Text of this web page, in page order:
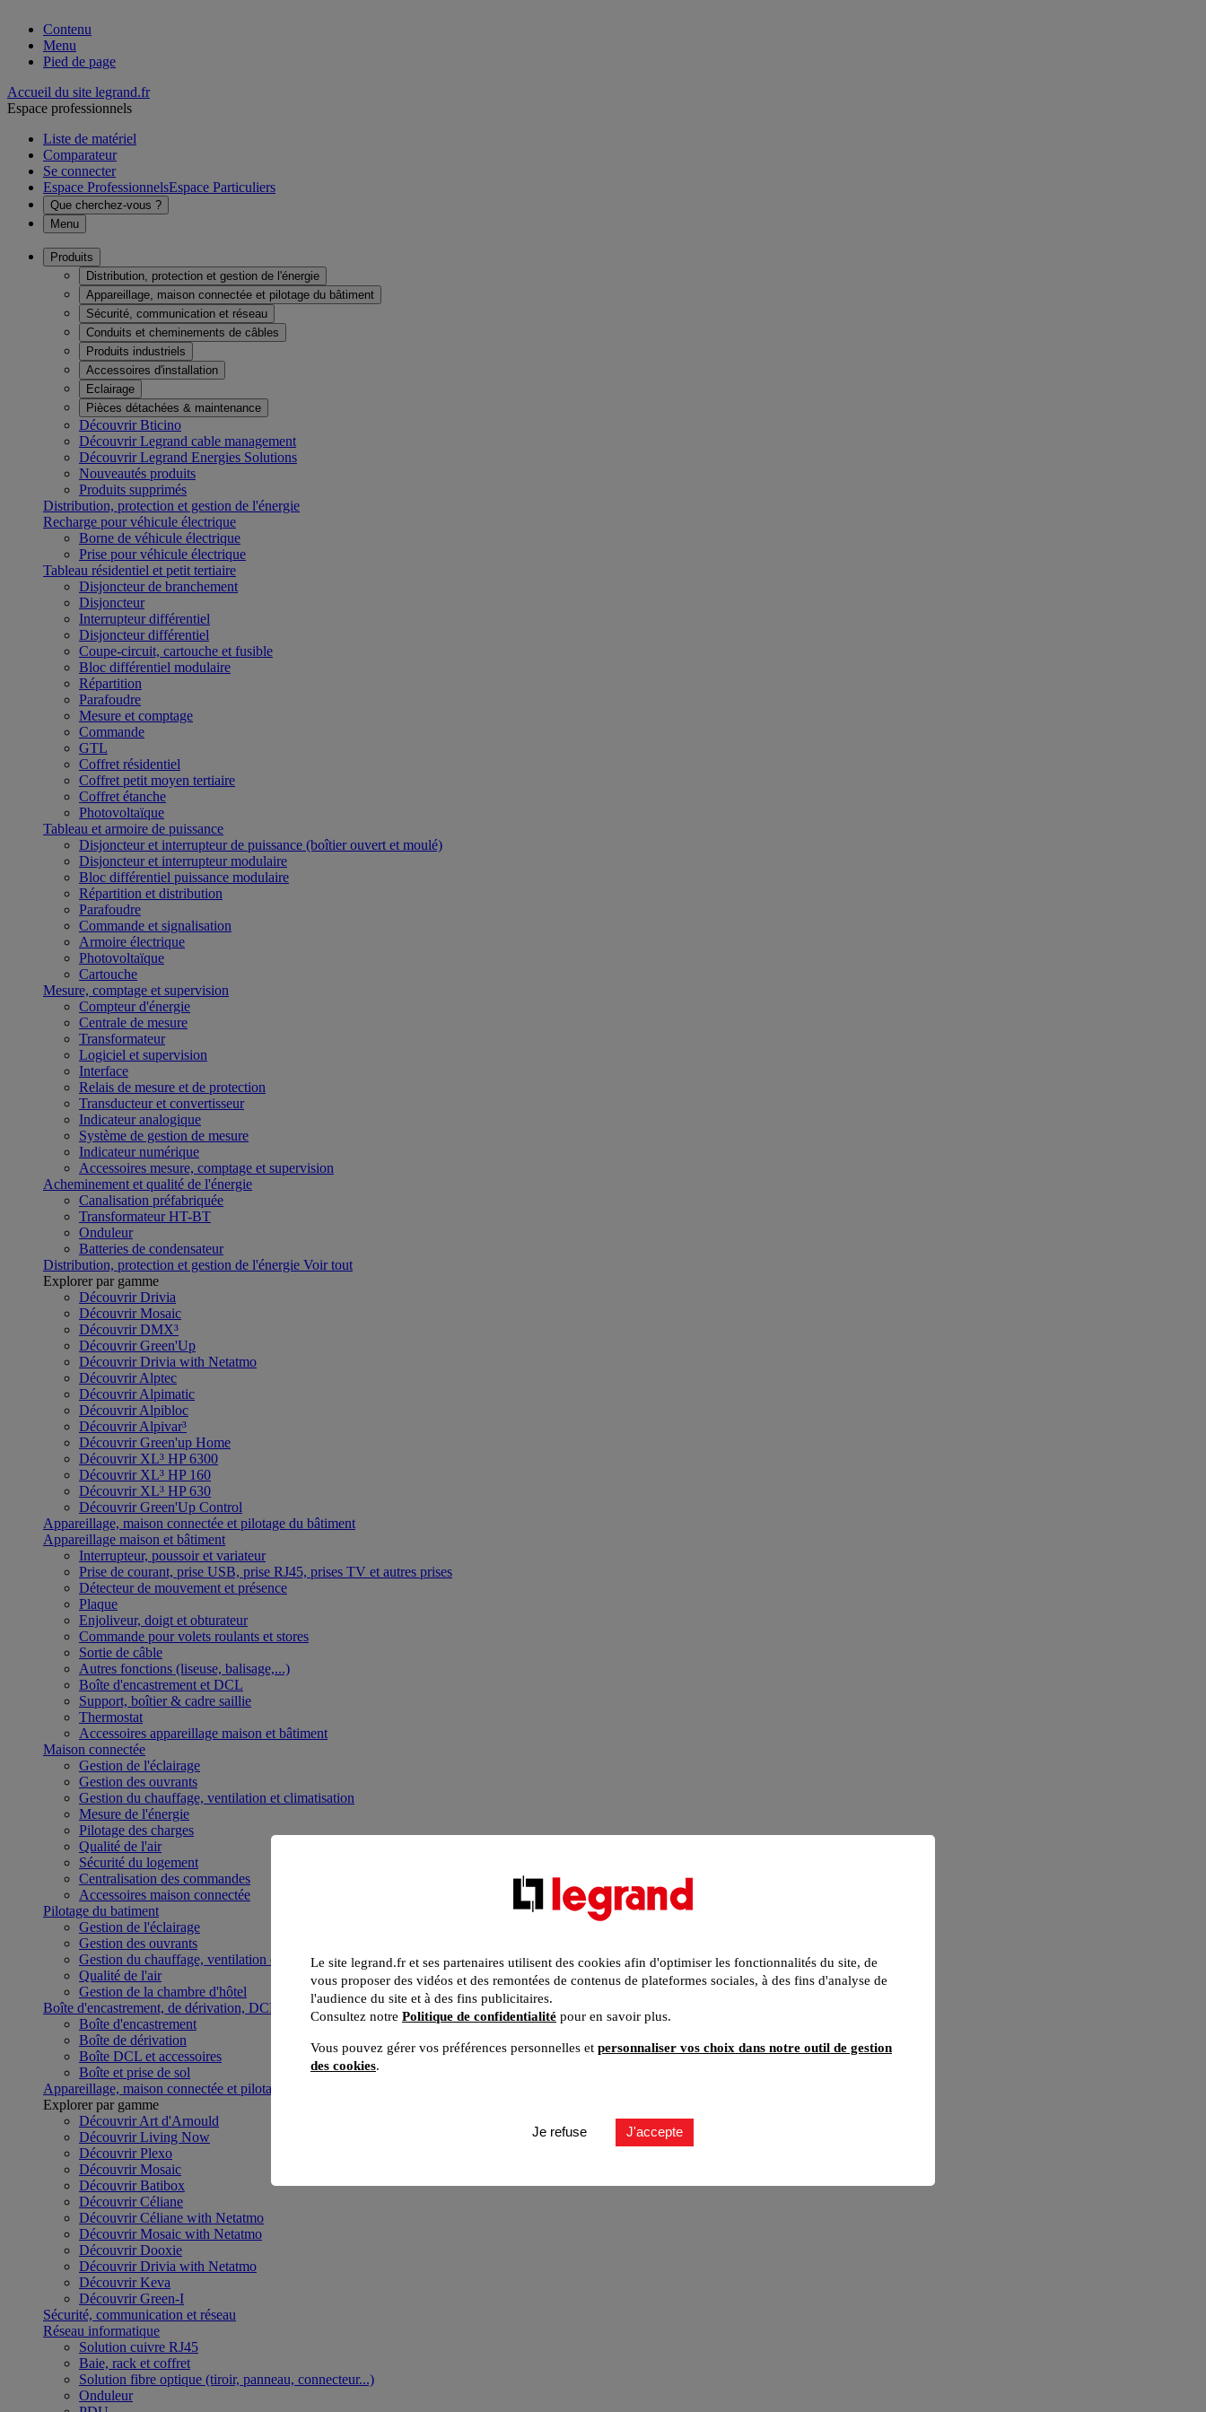
Contenu
Menu
Pied de page
Accueil du site legrand.fr
Espace professionnels
Liste de matériel
Comparateur
Se connecter
Espace ProfessionnelsEspace Particuliers
Que cherchez-vous ?
Menu
Produits
Distribution, protection et gestion de l'énergie
Appareillage, maison connectée et pilotage du bâtiment
Sécurité, communication et réseau
Conduits et cheminements de câbles
Produits industriels
Accessoires d'installation
Eclairage
Pièces détachées & maintenance
Découvrir Bticino
Découvrir Legrand cable management
Découvrir Legrand Energies Solutions
Nouveautés produits
Produits supprimés
Distribution, protection et gestion de l'énergie
Recharge pour véhicule électrique
Borne de véhicule électrique
Prise pour véhicule électrique
Tableau résidentiel et petit tertiaire
Disjoncteur de branchement
Disjoncteur
Interrupteur différentiel
Disjoncteur différentiel
Coupe-circuit, cartouche et fusible
Bloc différentiel modulaire
Répartition
Parafoudre
Mesure et comptage
Commande
GTL
Coffret résidentiel
Coffret petit moyen tertiaire
Coffret étanche
Photovoltaïque
Tableau et armoire de puissance
Disjoncteur et interrupteur de puissance (boîtier ouvert et moulé)
Disjoncteur et interrupteur modulaire
Bloc différentiel puissance modulaire
Répartition et distribution
Parafoudre
Commande et signalisation
Armoire électrique
Photovoltaïque
Cartouche
Mesure, comptage et supervision
Compteur d'énergie
Centrale de mesure
Transformateur
Logiciel et supervision
Interface
Relais de mesure et de protection
Transducteur et convertisseur
Indicateur analogique
Système de gestion de mesure
Indicateur numérique
Accessoires mesure, comptage et supervision
Acheminement et qualité de l'énergie
Canalisation préfabriquée
Transformateur HT-BT
Onduleur
Batteries de condensateur
Distribution, protection et gestion de l'énergie Voir tout
Explorer par gamme
Découvrir Drivia
Découvrir Mosaic
Découvrir DMX³
Découvrir Green'Up
Découvrir Drivia with Netatmo
Découvrir Alptec
Découvrir Alpimatic
Découvrir Alpibloc
Découvrir Alpivar³
Découvrir Green'up Home
Découvrir XL³ HP 6300
Découvrir XL³ HP 160
Découvrir XL³ HP 630
Découvrir Green'Up Control
Appareillage, maison connectée et pilotage du bâtiment
Appareillage maison et bâtiment
Interrupteur, poussoir et variateur
Prise de courant, prise USB, prise RJ45, prises TV et autres prises
Détecteur de mouvement et présence
Plaque
Enjoliveur, doigt et obturateur
Commande pour volets roulants et stores
Sortie de câble
Autres fonctions (liseuse, balisage,...)
Boîte d'encastrement et DCL
Support, boîtier & cadre saillie
Thermostat
Accessoires appareillage maison et bâtiment
Maison connectée
Gestion de l'éclairage
Gestion des ouvrants
Gestion du chauffage, ventilation et climatisation
Mesure de l'énergie
Pilotage des charges
Qualité de l'air
Sécurité du logement
Centralisation des commandes
Accessoires maison connectée
Pilotage du batiment
Gestion de l'éclairage
Gestion des ouvrants
Gestion du chauffage, ventilation et climatisation
Qualité de l'air
Gestion de la chambre d'hôtel
Boîte d'encastrement, de dérivation, DCL et boîte de sol
Boîte d'encastrement
Boîte de dérivation
Boîte DCL et accessoires
Boîte et prise de sol
Appareillage, maison connectée et pilotage du bâtiment
Explorer par gamme
Découvrir Art d'Arnould
Découvrir Living Now
Découvrir Plexo
Découvrir Mosaic
Découvrir Batibox
Découvrir Céliane
Découvrir Céliane with Netatmo
Découvrir Mosaic with Netatmo
Découvrir Dooxie
Découvrir Drivia with Netatmo
Découvrir Keva
Découvrir Green-I
Sécurité, communication et réseau
Réseau informatique
Solution cuivre RJ45
Baie, rack et coffret
Solution fibre optique (tiroir, panneau, connecteur...)
Onduleur
Le site legrand.fr et ses partenaires utilisent des cookies afin d'optimiser les fonctionnalités du site, de
vous proposer des vidéos et des remontées de contenus de plateformes sociales, à des fins d'analyse de
l'audience du site et à des fins publicitaires.
Consultez notre Politique de confidentialité pour en savoir plus.
Vous pouvez gérer vos préférences personnelles et personnaliser vos choix dans notre outil de gestion
des cookies.
Je refuse J'accepte